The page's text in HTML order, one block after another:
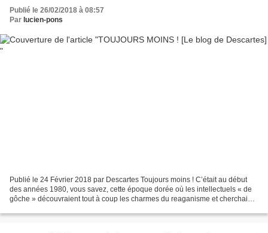
Publié le 26/02/2018 à 08:57
Par lucien-pons
Publié le 24 Février 2018 par Descartes Toujours moins ! C’était au début
des années 1980, vous savez, cette époque dorée où les intellectuels « de
gôche » découvraient tout à coup les charmes du reaganisme et cherchaient